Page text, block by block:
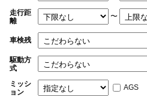
走行距
離
〜
車検残
駆動方
式
ミッシ
ョン
AGS